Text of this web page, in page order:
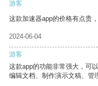
游客
这款加速器app的价格有点贵
2024-06-04
游客
这款app的功能非常强大，可
编辑文档、制作演示文稿、管